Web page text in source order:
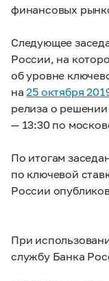
финансовых
Следующее
России, на
об уровне
на25 октября
релиза о
— 13:30 по
По итогам
по ключевой
России
При
службу Банка